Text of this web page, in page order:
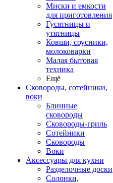
Миски и емкости
для приготовления
Гусятницы и
утятницы
Ковши, соусники,
молоковарки
Малая бытовая
техника
Ещё
Сковороды, сотейники,
воки
Блинные
сковороды
Сковороды-гриль
Сотейники
Сковороды
Воки
Аксессуары для кухни
Разделочные доски
Солонки,